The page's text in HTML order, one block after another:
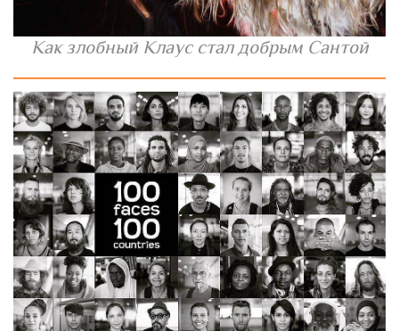
Как злобный Клаус стал добрым Сантой